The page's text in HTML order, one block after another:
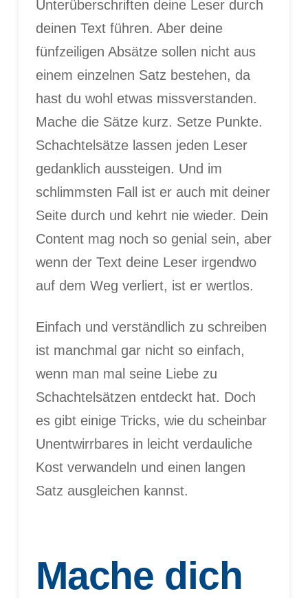
Unterüberschriften deine Leser durch
deinen Text führen. Aber deine
fünfzeiligen Absätze sollen nicht aus
einem einzelnen Satz bestehen, da
hast du wohl etwas missverstanden.
Mache die Sätze kurz. Setze Punkte.
Schachtelsätze lassen jeden Leser
gedanklich aussteigen. Und im
schlimmsten Fall ist er auch mit deiner
Seite durch und kehrt nie wieder. Dein
Content mag noch so genial sein, aber
wenn der Text deine Leser irgendwo
auf dem Weg verliert, ist er wertlos.
Einfach und verständlich zu schreiben
ist manchmal gar nicht so einfach,
wenn man mal seine Liebe zu
Schachtelsätzen entdeckt hat. Doch
es gibt einige Tricks, wie du scheinbar
Unentwirrbares in leicht verdauliche
Kost verwandeln und einen langen
Satz ausgleichen kannst.
Mache dich